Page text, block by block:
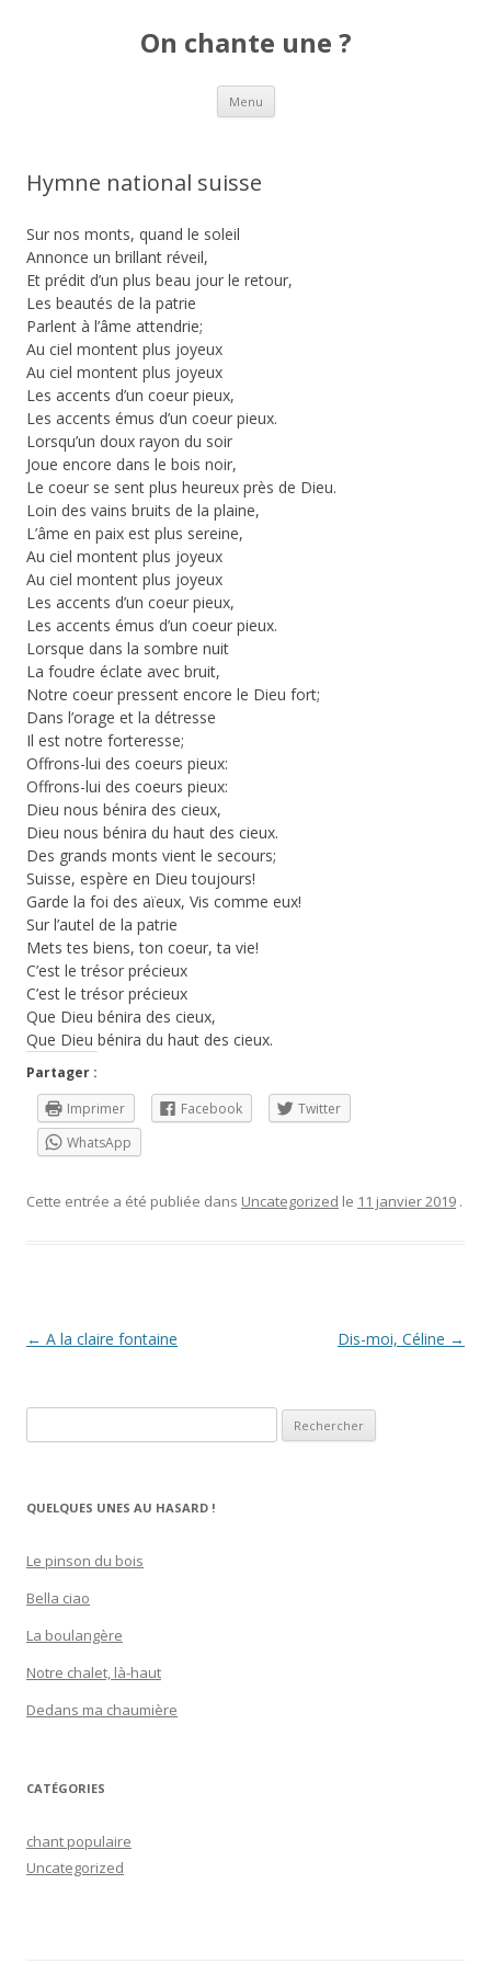
On chante une ?
Menu Aller
contenu
Hymne national suisse
Sur nos monts, quand le soleil
Annonce un brillant réveil,
Et prédit d’un plus beau jour le retour,
Les beautés de la patrie
Parlent à l’âme attendrie;
Au ciel montent plus joyeux
Au ciel montent plus joyeux
Les accents d’un coeur pieux,
Les accents émus d’un coeur pieux.
Lorsqu’un doux rayon du soir
Joue encore dans le bois noir,
Le coeur se sent plus heureux près de Dieu.
Loin des vains bruits de la plaine,
L’âme en paix est plus sereine,
Au ciel montent plus joyeux
Au ciel montent plus joyeux
Les accents d’un coeur pieux,
Les accents émus d’un coeur pieux.
Lorsque dans la sombre nuit
La foudre éclate avec bruit,
Notre coeur pressent encore le Dieu fort;
Dans l’orage et la détresse
Il est notre forteresse;
Offrons-lui des coeurs pieux:
Offrons-lui des coeurs pieux:
Dieu nous bénira des cieux,
Dieu nous bénira du haut des cieux.
Des grands monts vient le secours;
Suisse, espère en Dieu toujours!
Garde la foi des aïeux, Vis comme eux!
Sur l’autel de la patrie
Mets tes biens, ton coeur, ta vie!
C’est le trésor précieux
C’est le trésor précieux
Que Dieu bénira des cieux,
Que Dieu bénira du haut des cieux.
Partager :
Imprimer
Facebook
Twitter
WhatsApp
Cette entrée a été publiée dans Uncategorized le 11 janvier 2019 .
Navigation
← A la claire fontaine Dis-moi, Céline →
QUELQUES UNES AU HASARD !
Le pinson du bois
Bella ciao
La boulangère
Notre chalet, là-haut
Dedans ma chaumière
CATÉGORIES
chant populaire
Uncategorized